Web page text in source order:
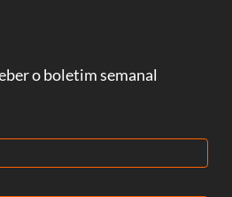
o boletim semanal